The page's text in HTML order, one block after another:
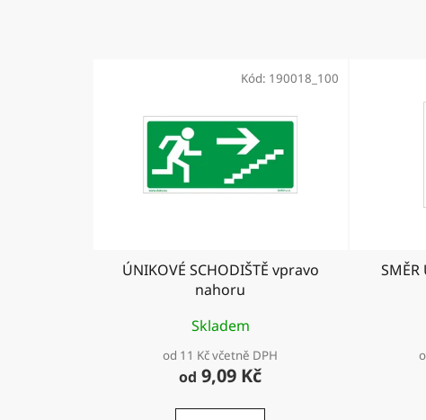
ÚNIKOVÉ SCHODIŠTĚ vpravo
nahoru
Skladem
od 11 Kč včetně DPH
od 9,09 Kč
Kód: 190018_100